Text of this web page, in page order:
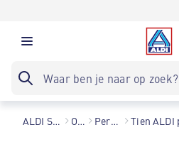
ALDI Supermarkten Over ons Persberichten